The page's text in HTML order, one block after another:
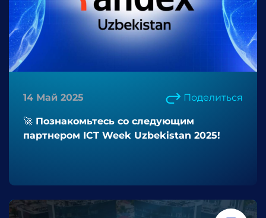
14 Май 2025 Поделиться
🚀 Познакомьтесь со следующим
партнером ICT Week Uzbekistan 2025!